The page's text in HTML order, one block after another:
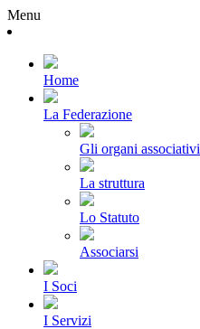
Menu
Home
La Federazione
Gli organi associativi
La struttura
Lo Statuto
Associarsi
I Soci
I Servizi